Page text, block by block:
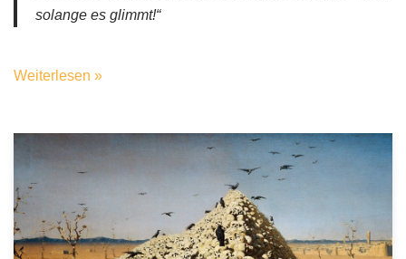
solange es glimmt!“
Weiterlesen »